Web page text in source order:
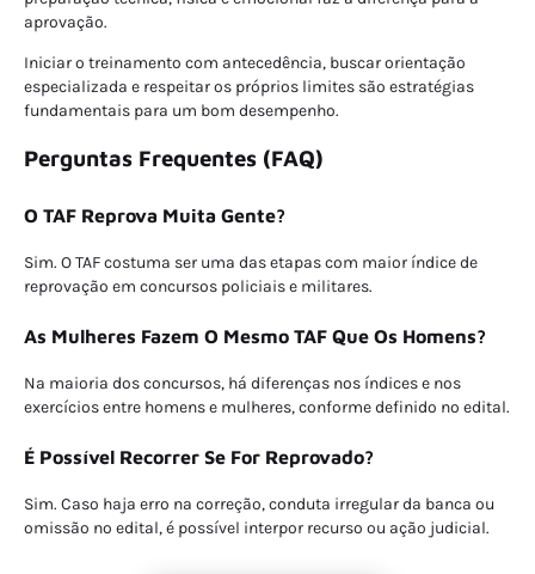
aprovação.
Iniciar o treinamento com antecedência, buscar orientação
especializada e respeitar os próprios limites são estratégias
fundamentais para um bom desempenho.
Perguntas Frequentes (FAQ)
O TAF Reprova Muita Gente?
Sim. O TAF costuma ser uma das etapas com maior índice de
reprovação em concursos policiais e militares.
As Mulheres Fazem O Mesmo TAF Que Os Homens?
Na maioria dos concursos, há diferenças nos índices e nos
exercícios entre homens e mulheres, conforme definido no edital.
É Possível Recorrer Se For Reprovado?
Sim. Caso haja erro na correção, conduta irregular da banca ou
omissão no edital, é possível interpor recurso ou ação judicial.